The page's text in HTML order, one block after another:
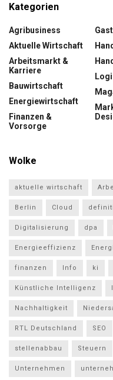
Kategorien
Agribusiness
Aktuelle Wirtschaft
Arbeitsmarkt &
Karriere
Bauwirtschaft
Energiewirtschaft
Finanzen &
Vorsorge
Wolke
aktuelle wirtschaft
Berlin Cloud
Digitalisierung dpa
Energieeffizienz
finanzen Info ki
Künstliche Intelligenz
Nachhaltigkeit
RTL Deutschland SEO
stellenabbau Steuern
Unternehmen